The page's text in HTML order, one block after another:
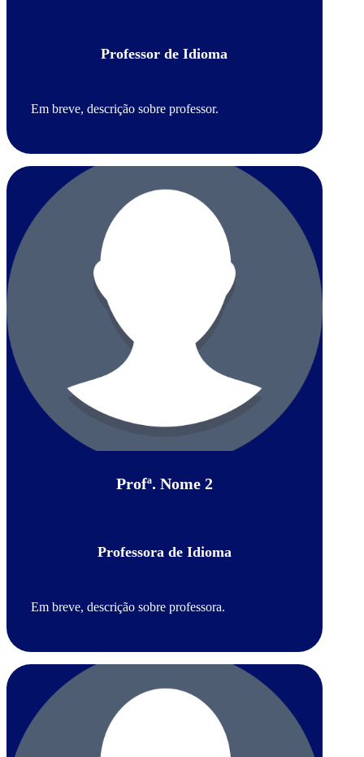
Professor de Idioma
Em breve, descrição sobre professor.
Profª. Nome 2
Professora de Idioma
Em breve, descrição sobre professora.